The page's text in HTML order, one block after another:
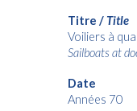
Titre / Title
Voiliers à
Sailboats at
Date
Années 70